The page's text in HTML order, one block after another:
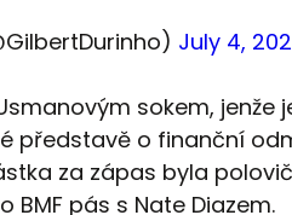
July 4,
sokem, jenže
představě o finanční
za zápas byla
pás s Nate Diazem.